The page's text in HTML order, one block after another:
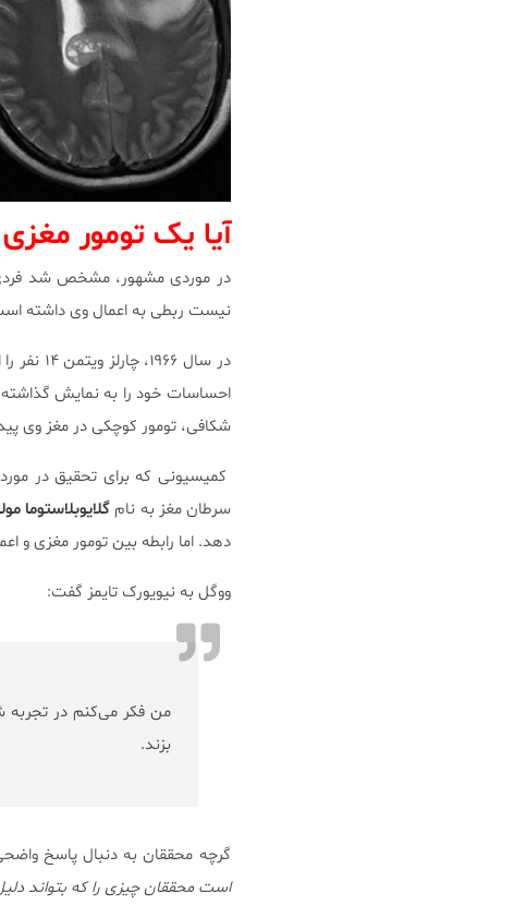
آیا یک تومور
در موردی مشهور، مشخص شد فردی
نیست ربطی به اعمال وی داشته
در سال
احساسات خود را به نمایش
شکافی، تومور کوچکی در مغز وی
کمیسیونی که برای تحقیق در
سرطان مغز به نامگلایوبلاستوما
دهد. اما رابطه بین تومور مغزی
ووگل به نیویورک تایمز گفت:
من فکر می‌کنم در
بزند.
گرچه محققان به دنبال پاسخ
است محققان چیزی را که بتواند